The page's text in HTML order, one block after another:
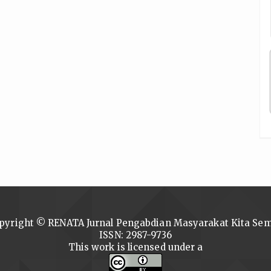
© RENATA Jurnal Pengabdian Masyarakat Kita
ISSN: 2987-9736
This work is licensed under a